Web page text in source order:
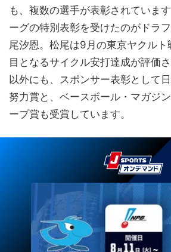
も、複数の選手が表彰されていま
ーグの特別表彰を受けたのがドラ
尾汐恩。松尾は9月の東京ヤクルト
目となるサイクル安打達成が評価
以外にも、スポンサー表彰として
努力賞と、ベースボール・マガジ
ープ賞も受賞しています。